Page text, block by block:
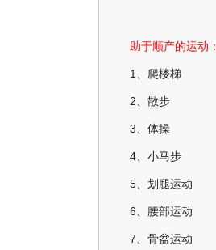
助于顺产的运动：
1、爬楼梯
2、散步
3、体操
4、小马步
5、划腿运动
6、腰部运动
7、骨盆运动